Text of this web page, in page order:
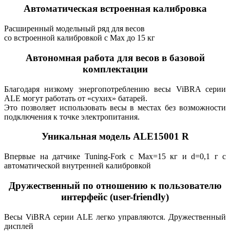
Автоматическая встроенная калибровка
Расширенный модельный ряд для весов
со встроенной калибровкой с Max до 15 кг
Автономная работа для весов в базовой
комплектации
Благодаря низкому энергопотреблению весы ViBRA серии
ALE могут работать от «сухих» батарей.
Это позволяет использовать весы в местах без возможности
подключения к точке электропитания.
Уникальная модель ALE15001 R
Впервые на датчике Tuning-Fork с Max=15 кг и d=0,1 г с
автоматической внутренней калибровкой
Дружественный по отношению к пользователю
интерфейс (user-friendly)
Весы ViBRA серии ALE легко управляются. Дружественный
дисплей